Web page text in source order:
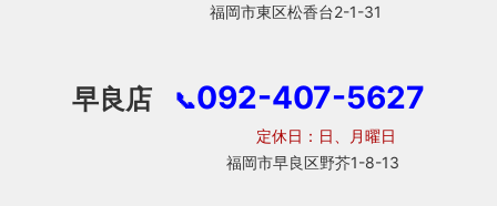
福岡市東区松香台2-1-31
早良店 📞092-407-5627
定休日：日、月曜日
福岡市早良区野芥1-8-13